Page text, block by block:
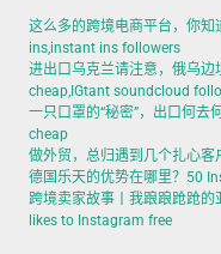
这么多的跨境电商平台，你知
ins,instant ins followers
进出口乌克兰请注意，俄乌
cheap,IGtant soundcloud
一只口罩的“秘密”，出口何
cheap
做外贸，总归遇到几个扎心
德国乐天的优势在哪里？50
跨境卖家故事丨我踉踉跄跄
likes to Instagram free